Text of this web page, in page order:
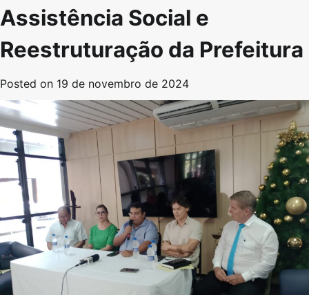
Assistência Social e
Reestruturação da Prefeitura
Posted on 19 de novembro de 2024